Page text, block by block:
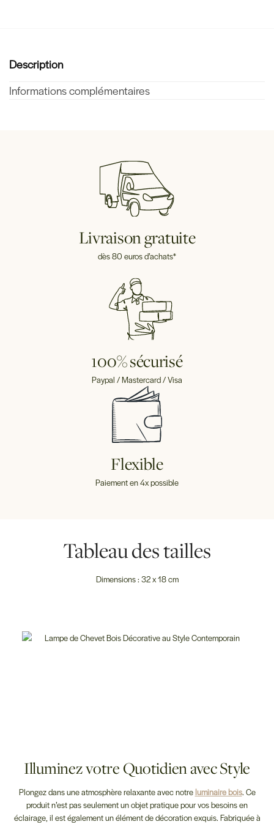
Description
Informations complémentaires
Livraison gratuite
dès 80 euros d’achats*
100% sécurisé
Paypal / Mastercard / Visa
Flexible
Paiement en 4x possible
Tableau des tailles
Dimensions : 32 x 18 cm
Illuminez votre Quotidien avec Style
Plongez dans une atmosphère relaxante avec notreluminaire bois. Ce
produit n’est pas seulement un objet pratique pour vos besoins en
éclairage, il est également un élément de décoration exquis. Fabriquée à